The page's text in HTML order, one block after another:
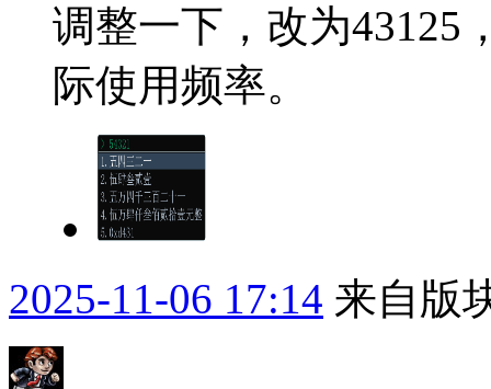
调整一下，改为43125
际使用频率。
2025-11-06 17:14 来自版